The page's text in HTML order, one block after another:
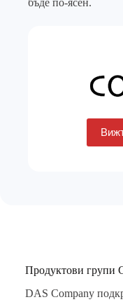
Продуктови групи
DAS Company